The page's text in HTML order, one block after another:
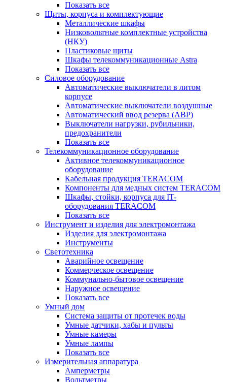
Показать все
Щиты, корпуса и комплектующие
Металлические шкафы
Низковольтные комплектные устройства
(НКУ)
Пластиковые щиты
Шкафы телекоммуникационные Astra
Показать все
Силовое оборудование
Автоматические выключатели в литом
корпусе
Автоматические выключатели воздушные
Автоматический ввод резерва (АВР)
Выключатели нагрузки, рубильники,
предохранители
Показать все
Телекоммуникационное оборудование
Активное телекоммуникационное
оборудование
Кабельная продукция TERACOM
Компоненты для медных систем TERACOM
Шкафы, стойки, корпуса для IT-
оборудования TERACOM
Показать все
Инструмент и изделия для электромонтажа
Изделия для электромонтажа
Инструменты
Светотехника
Аварийное освещение
Коммерческое освещение
Коммунально-бытовое освещение
Наружное освещение
Показать все
Умный дом
Система защиты от протечек воды
Умные датчики, хабы и пульты
Умные камеры
Умные лампы
Показать все
Измерительная аппаратура
Амперметры
Вольтметры